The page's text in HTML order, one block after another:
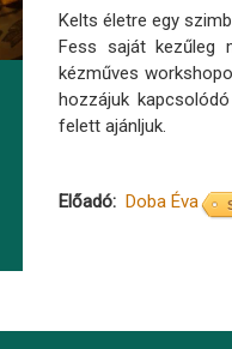
Kelts életre egy
Fess saját kezűleg
kézműves
hozzájuk
felett ajánljuk.
Előadó Doba Éva